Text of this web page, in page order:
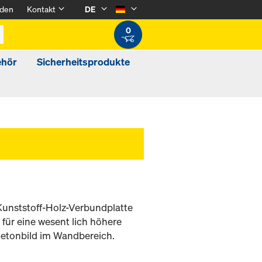
Kontakt
DE
0
Sicherheitsprodukte
Holz-Verbundplatte
eine wesent lich höhere
im Wandbereich.